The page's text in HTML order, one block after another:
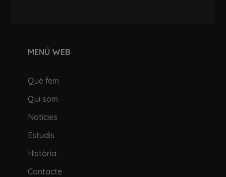
MENÚ WEB
Què fem
Qui som
Notícies
Estudis
Història
Contacte